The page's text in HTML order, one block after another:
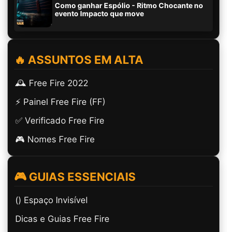
Como ganhar Espólio - Ritmo Chocante no
evento Impacto que move
🔥 ASSUNTOS EM ALTA
🕰️ Free Fire 2022
⚡ Painel Free Fire (FF)
✅ Verificado Free Fire
🎮 Nomes Free Fire
🎮 GUIAS ESSENCIAIS
(ㅤ) Espaço Invisível
Dicas e Guias Free Fire